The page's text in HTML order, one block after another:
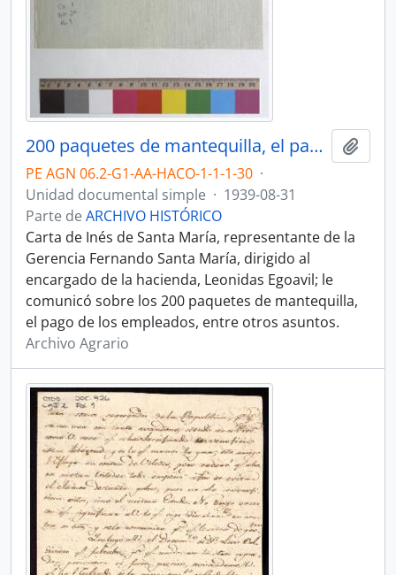
200 paquetes de mantequilla, el pago de los empleados
PE AGN 06.2-G1-AA-HACO-1-1-1-30 ·
Unidad documental simple · 1939-08-31
Parte de ARCHIVO HISTÓRICO
Carta de Inés de Santa María, representante de la
Gerencia Fernando Santa María, dirigido al
encargado de la hacienda, Leonidas Egoavil; le
comunicó sobre los 200 paquetes de mantequilla,
el pago de los empleados, entre otros asuntos.
Archivo Agrario